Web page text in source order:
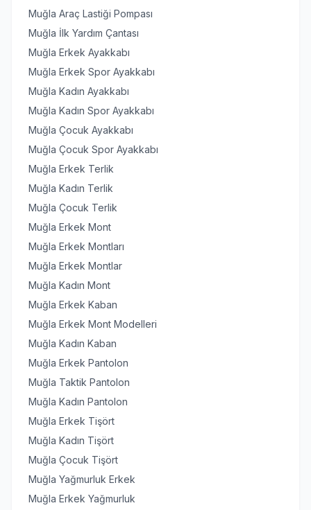
Muğla Araç Lastiği Pompası
Muğla İlk Yardım Çantası
Muğla Erkek Ayakkabı
Muğla Erkek Spor Ayakkabı
Muğla Kadın Ayakkabı
Muğla Kadın Spor Ayakkabı
Muğla Çocuk Ayakkabı
Muğla Çocuk Spor Ayakkabı
Muğla Erkek Terlik
Muğla Kadın Terlik
Muğla Çocuk Terlik
Muğla Erkek Mont
Muğla Erkek Montları
Muğla Erkek Montlar
Muğla Kadın Mont
Muğla Erkek Kaban
Muğla Erkek Mont Modelleri
Muğla Kadın Kaban
Muğla Erkek Pantolon
Muğla Taktik Pantolon
Muğla Kadın Pantolon
Muğla Erkek Tişört
Muğla Kadın Tişört
Muğla Çocuk Tişört
Muğla Yağmurluk Erkek
Muğla Erkek Yağmurluk